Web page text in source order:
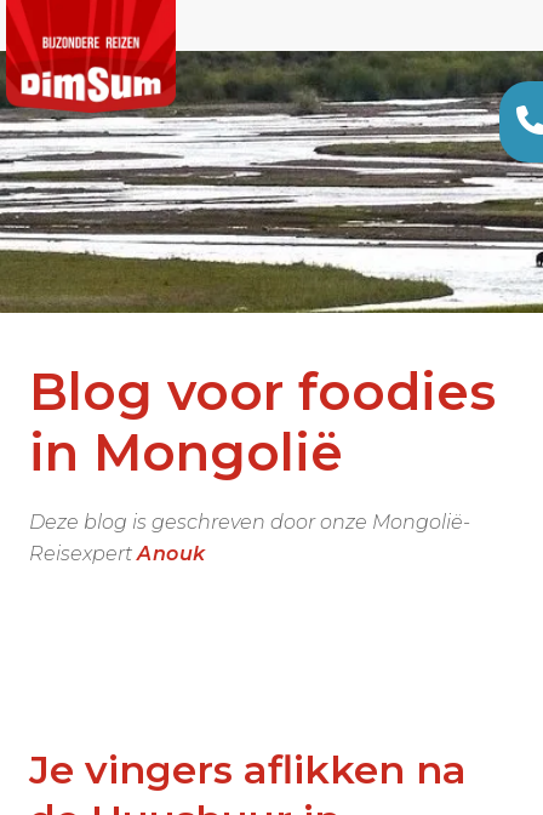
Blog voor foodies
in Mongolië
Deze blog is geschreven door onze Mongolië-
ReisexpertAnouk
Je vingers aflikken na